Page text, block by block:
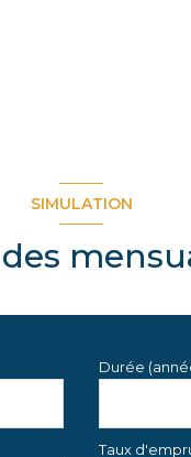
SIMULATION
Durée
Taux